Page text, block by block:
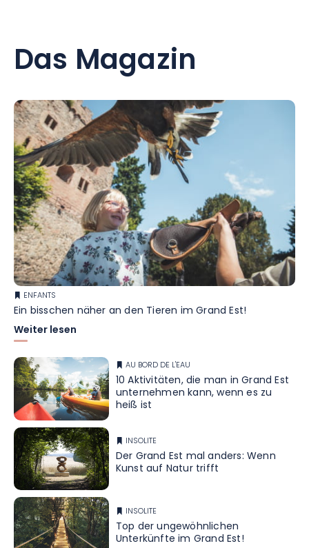
Das Magazin
ENFANTS
Ein bisschen näher an den Tieren im Grand Est!
Weiter lesen
AU BORD DE L'EAU
10 Aktivitäten, die man in Grand Est
unternehmen kann, wenn es zu
heiß ist
INSOLITE
Der Grand Est mal anders: Wenn
Kunst auf Natur trifft
INSOLITE
Top der ungewöhnlichen
Unterkünfte im Grand Est!